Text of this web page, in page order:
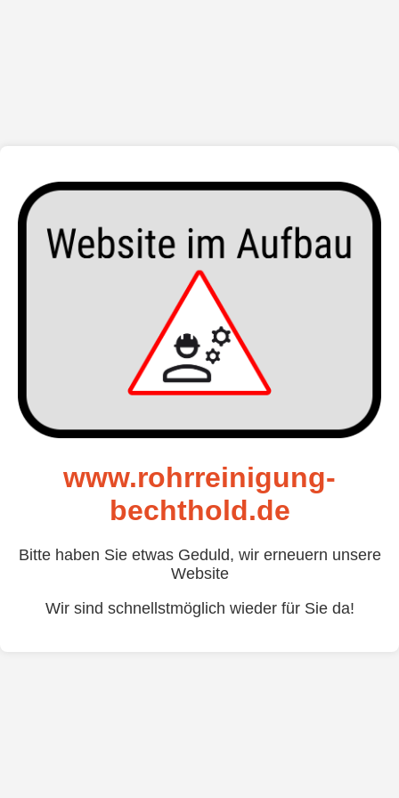
www.rohrreinigung-
bechthold.de
Bitte haben Sie etwas Geduld, wir erneuern unsere
Website
Wir sind schnellstmöglich wieder für Sie da!